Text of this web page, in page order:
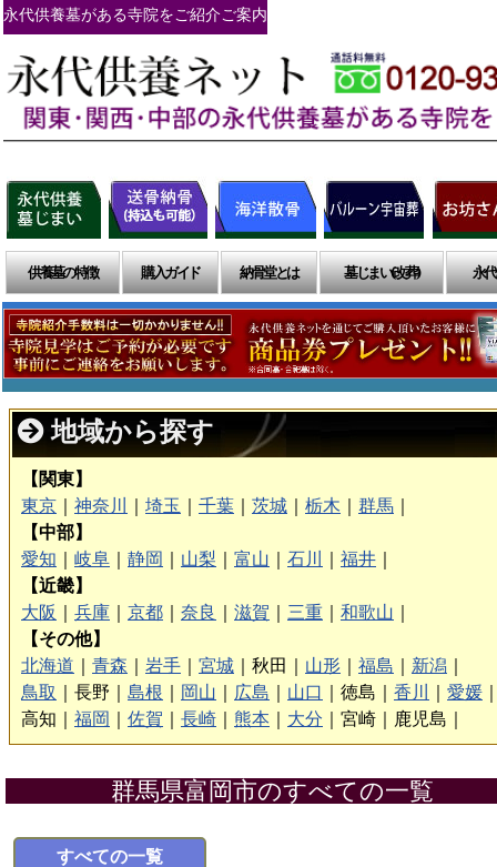
永代供養墓がある寺院をご紹介ご案内
供養墓の特徴 購入ガイド 納骨堂とは 墓じまい(改葬) 永
地域から探す
【関東】
東京
神奈川 埼玉 千葉 茨城 栃木 群馬
【中部】
愛知
岐阜 静岡 山梨 富山 石川 福井
【近畿】
大阪
兵庫 京都 奈良 滋賀 三重 和歌山
【その他】
北海道
青森 岩手 宮城 秋田｜ 山形 福島 新潟
鳥取
長野｜ 島根 岡山 広島 山口 徳島｜ 香川 愛媛
高知｜ 福岡 佐賀 長崎 熊本 大分 宮崎｜ 鹿児島｜
群馬県富岡市のすべての一覧
すべての一覧